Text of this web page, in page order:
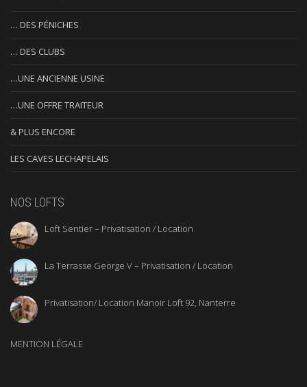
… DES PÉNICHES
… DES CLUBS
…UNE ANCIENNE USINE
…UNE OFFRE TRAITEUR
& PLUS ENCORE
LES CAVES LECHAPELAIS
NOS LOFTS
Loft Sentier – Privatisation / Location
La Terrasse George V – Privatisation / Location
Privatisation/ Location Manoir Loft 92, Nanterre
MENTION LÉGALE